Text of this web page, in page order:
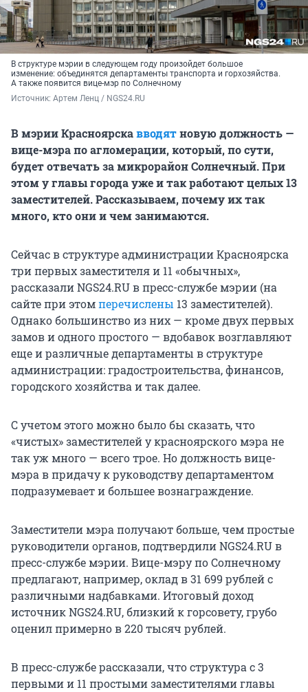
В структуре мэрии в следующем году произойдет большое
изменение: объединятся департаменты транспорта и горхозяйства.
А также появится вице-мэр по Солнечному
Источник: Артем Ленц / NGS24.RU
В мэрии Красноярскавводятновую должность —
вице-мэра по агломерации, который, по сути,
будет отвечать за микрорайон Солнечный. При
этом у главы города уже и так работают целых 13
заместителей. Рассказываем, почему их так
много, кто они и чем занимаются.
Сейчас в структуре администрации Красноярска
три первых заместителя и 11 «обычных»,
рассказали NGS24.RU в пресс-службе мэрии (на
сайте при этомперечислены 13 заместителей).
Однако большинство из них — кроме двух первых
замов и одного простого — вдобавок возглавляют
еще и различные департаменты в структуре
администрации: градостроительства, финансов,
городского хозяйства и так далее.
С учетом этого можно было бы сказать, что
«чистых» заместителей у красноярского мэра не
так уж много — всего трое. Но должность вице-
мэра в придачу к руководству департаментом
подразумевает и большее вознаграждение.
Заместители мэра получают больше, чем простые
руководители органов, подтвердили NGS24.RU в
пресс-службе мэрии. Вице-мэру по Солнечному
предлагают, например, оклад в 31 699 рублей с
различными надбавками. Итоговый доход
источник NGS24.RU, близкий к горсовету, грубо
оценил примерно в 220 тысяч рублей.
В пресс-службе рассказали, что структура с 3
первыми и 11 простыми заместителями главы